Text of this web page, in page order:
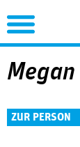
ZUR PERSON